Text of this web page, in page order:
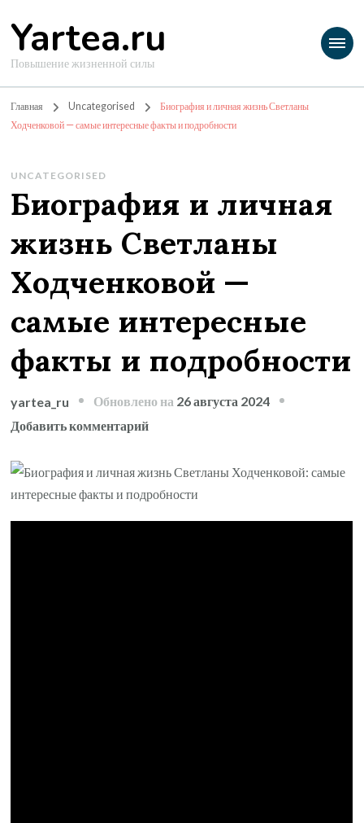
Yartea.ru
Повышение жизненной силы
Главная Uncategorised
Биография и личная жизнь Светланы
Ходченковой — самые интересные факты и подробности
UNCATEGORISED
Биография и личная
жизнь Светланы
Ходченковой —
самые интересные
факты и подробности
yartea_ru Обновлено на 26 августа 2024
Добавить комментарийк
Биография
и